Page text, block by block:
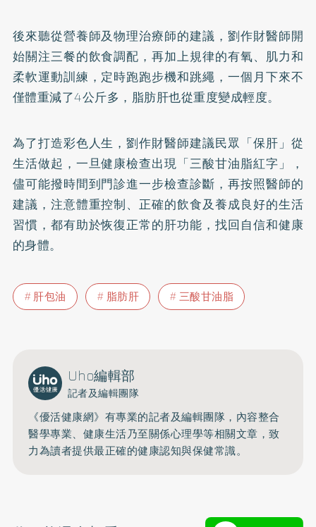
後來聽從營養師及物理治療師的建議，劉作財醫師開
始關注三餐的飲食調配，再加上規律的有氧、肌力和
柔軟運動訓練，定時跑跑步機和跳繩，一個月下來不
僅體重減了4公斤多，脂肪肝也從重度變成輕度。
為了打造彩色人生，劉作財醫師建議民眾「保肝」從
生活做起，一旦健康檢查出現「三酸甘油脂紅字」，
儘可能撥時間到門診進一步檢查診斷，再按照醫師的
建議，注意體重控制、正確的飲食及養成良好的生活
習慣，都有助於恢復正常的肝功能，找回自信和健康
的身體。
肝包油 脂肪肝 三酸甘油脂
Uho編輯部
記者及編輯團隊
《優活健康網》有專業的記者及編輯團隊，內容整合
醫學專業、健康生活乃至關係心理學等相關文章，致
力為讀者提供最正確的健康認知與保健常識。